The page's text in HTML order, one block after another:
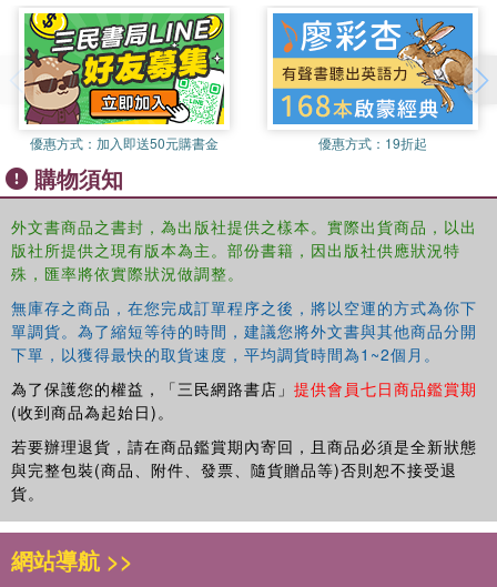
優惠方式： 加入即送50元購書金 優惠方式： 19折起
購物須知
外文書商品之書封，為出版社提供之樣本。實際出貨商品，以出
版社所提供之現有版本為主。部份書籍，因出版社供應狀況特
殊，匯率將依實際狀況做調整。
無庫存之商品，在您完成訂單程序之後，將以空運的方式為你下
單調貨。為了縮短等待的時間，建議您將外文書與其他商品分開
下單，以獲得最快的取貨速度，平均調貨時間為1~2個月。
為了保護您的權益，「三民網路書店」 提供會員七日商品鑑賞期
(收到商品為起始日)。
若要辦理退貨，請在商品鑑賞期內寄回，且商品必須是全新狀態
與完整包裝(商品、附件、發票、隨貨贈品等)否則恕不接受退
貨。
網站導航 >>